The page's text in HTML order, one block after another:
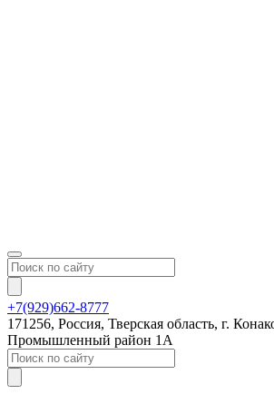
+7(929)662-8777
171256, Россия, Тверская область, г.
Промышленный район 1А